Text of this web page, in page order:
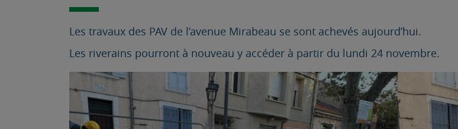
Les travaux des PAV de l’avenue Mirabeau se sont achevés aujourd’hui.
Les riverains pourront à nouveau y accéder à partir du lundi 24 novembre.